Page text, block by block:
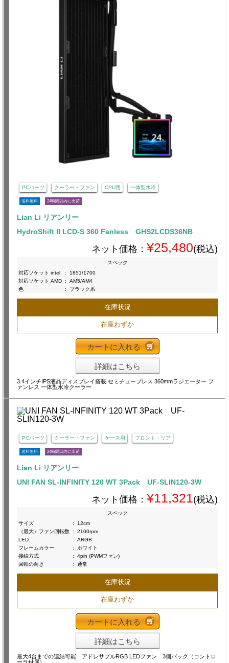
PCパーツ クーラー・ファン CPU用 一体型水冷
送料無料 24時間以内に出荷
Lian Li リアンリー
HydroShift II LCD-S 360 Fanless GHS2LCDS36NB
ネット価格： ¥25,480(税込)
スペック
対応ソケット intel
:
1851/1700
対応ソケット AMD :
AM5/AM4
色
: ブラック系
在庫状況
在庫わずか
カートに入れる
詳細はこちら
3.4インチIPS液晶ディスプレイ搭載 セミチューブレス 360mmラジエーター フ
ァンレス 一体型水冷クーラー
PCパーツ クーラー・ファン ケース用 フロント・リア
送料無料 24時間以内に出荷
Lian Li リアンリー
UNI FAN SL-INFINITY 120 WT 3Pack UF-SLIN120-3W
ネット価格： ¥11,321(税込)
スペック
サイズ
:
12cm
（最大）ファン回転数 :
2100rpm
LED
:
ARGB
フレームカラー
:
ホワイト
接続方式
:
4pin (PWMファン)
回転の向き
: 通常
在庫状況
在庫わずか
カートに入れる
詳細はこちら
最大4台までの連結可能 アドレサブルRGB LEDファン 3個パック（コントロ